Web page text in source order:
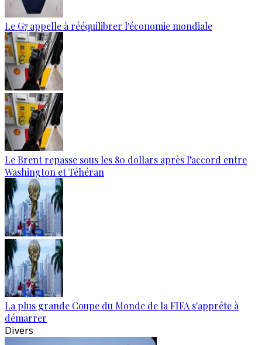
Le G7 appelle à rééquilibrer l'économie mondiale
Le Brent repasse sous les 80 dollars après l’accord entre
Washington et Téhéran
La plus grande Coupe du Monde de la FIFA s'apprête à
démarrer
Divers